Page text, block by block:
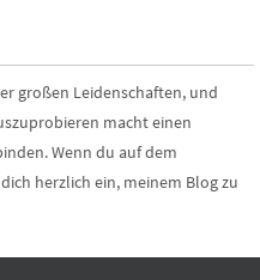
großen Leidenschaften, und
macht einen
Wenn du auf dem
herzlich ein, meinem Blog zu